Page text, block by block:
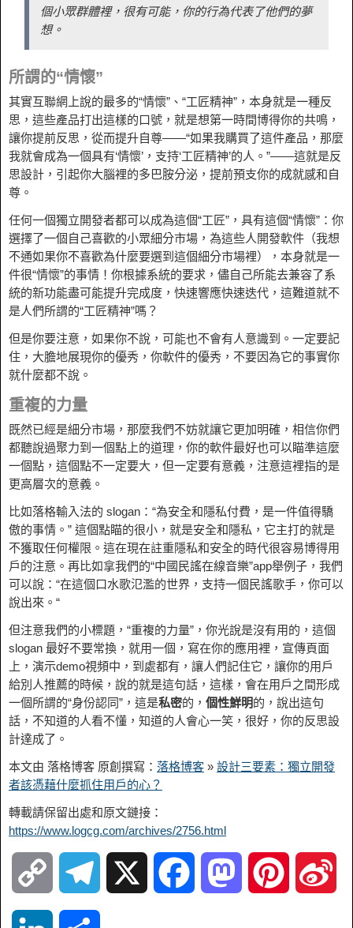
個小眾群體裡，很有可能，你的行為代表了他們的夢
想。
所謂的“情懷”
其實互聯網上說的最多的“情懷”、“工匠精神”，本身就是一種反
思，這些產品打出這樣的口號，就是想第一時間博得你的共鳴，
讓你提前反思，從而提升自尊——“如果我購買了這件產品，那麼
我就會成為一個具有‘情懷’，支持‘工匠精神’的人。”——這就是反
思設計，引起你大腦裡的多巴胺分泌，提前預支你的成就感和自
尊。
任何一個獨立開發者都可以成為這個“工匠”，具有這個“情懷”：你
選擇了一個自己喜歡的小眾細分市場，為這些人開發軟件（我想
不通如果你不喜歡為什麼要選到這個細分市場裡），本身就是一
件很“情懷”的事情！你根據系統的要求，儘自己所能去兼容了系
統的新功能盡可能提升完成度，快速響應快速迭代，這難道就不
是人們所謂的“工匠精神”嗎？
但是你要注意，如果你不說，可能也不會有人意識到。一定要記
住，大膽地展現你的優秀，你軟件的優秀，不要因為它的事實你
就什麼都不說。
重複的力量
既然已經是細分市場，那麼我們不妨就讓它更加明確，相信你們
都聽說過聚力到一個點上的道理，你的軟件最好也可以瞄準這麼
一個點，這個點不一定要大，但一定要有意義，注意這裡指的是
更高層次的意義。
比如落格輸入法的 slogan：“為安全和隱私付費，是一件值得驕
傲的事情。” 這個點瞄的很小，就是安全和隱私，它主打的就是
不獲取任何權限。這在現在註重隱私和安全的時代很容易博得用
戶的注意。再比如拿我們的“中國民謠在線音樂”app舉例子，我們
可以說：“在這個口水歌氾濫的世界，支持一個民謠歌手，你可以
說出來。“
但注意我們的小標題，“重複的力量”，你光說是沒有用的，這個
slogan 最好不要常換，就用一個，寫在你的應用裡，宣傳頁面
上，演示demo視頻中，到處都有，讓人們記住它，讓你的用戶
給別人推薦的時候，說的就是這句話，這樣，會在用戶之間形成
一個所謂的“身份認同”，這是私密的， 個性鮮明的，說出這句
話，不知道的人看不懂，知道的人會心一笑，很好，你的反思設
計達成了。
本文由 落格博客 原創撰寫： 落格博客 » 設計三要素：獨立開發
者該憑藉什麼抓住用戶的心？
轉載請保留出處和原文鏈接：
https://www.logcg.com/archives/2756.html
o